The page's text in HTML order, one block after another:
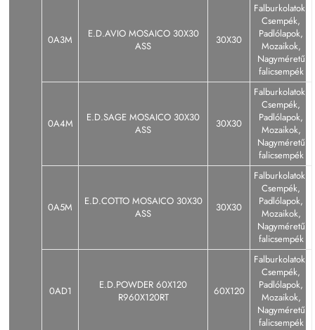
0A3M
E.D.AVIO MOSAICO 30X30
ASS
30X30
Falburkolatok,
Csempék,
Padlólapok,
Mozaikok,
Nagyméretű
falicsempék
0A4M
E.D.SAGE MOSAICO 30X30
ASS
30X30
Falburkolatok,
Csempék,
Padlólapok,
Mozaikok,
Nagyméretű
falicsempék
0A5M
E.D.COTTO MOSAICO 30X30
ASS
30X30
Falburkolatok,
Csempék,
Padlólapok,
Mozaikok,
Nagyméretű
falicsempék
0AD1
E.D.POWDER 60X120
R960X120RT
60X120
Falburkolatok,
Csempék,
Padlólapok,
Mozaikok,
Nagyméretű
falicsempék